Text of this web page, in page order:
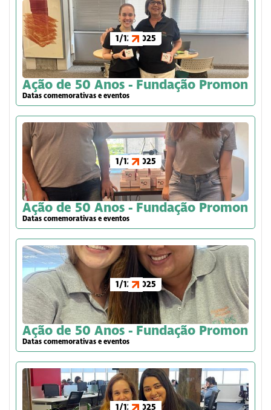
1/12/2025
Ação de 50 Anos - Fundação Promon
Datas comemorativas e eventos
1/12/2025
Ação de 50 Anos - Fundação Promon
Datas comemorativas e eventos
1/12/2025
Ação de 50 Anos - Fundação Promon
Datas comemorativas e eventos
1/12/2025